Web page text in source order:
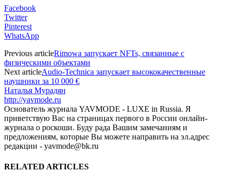
Facebook
Twitter
Pinterest
WhatsApp
Previous articleRimowa запускает NFTs, связанные с
физическими объектами
Next articleAudio-Technica запускает высококачественные
наушники за 10 000 €
Наталья Мурадян
http://yavmode.ru
Основатель журнала YAVMODE - LUXE in Russia. Я
приветствую Вас на страницах первого в России онлайн-
журнала о роскоши. Буду рада Вашим замечаниям и
предложениям, которые Вы можете направить на эл.адрес
редакции - yavmode@bk.ru
RELATED ARTICLES